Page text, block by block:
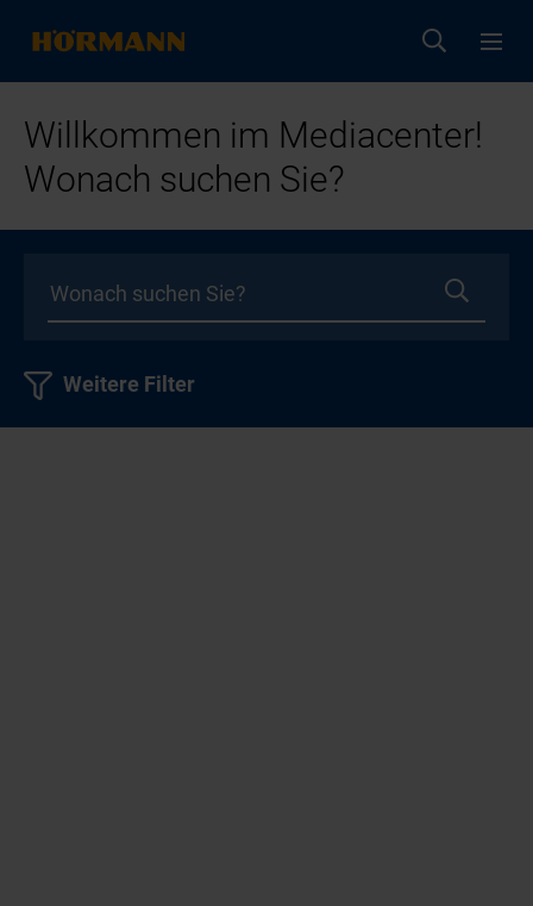
Willkommen im Mediacenter!
Wonach suchen Sie?
Weitere Filter